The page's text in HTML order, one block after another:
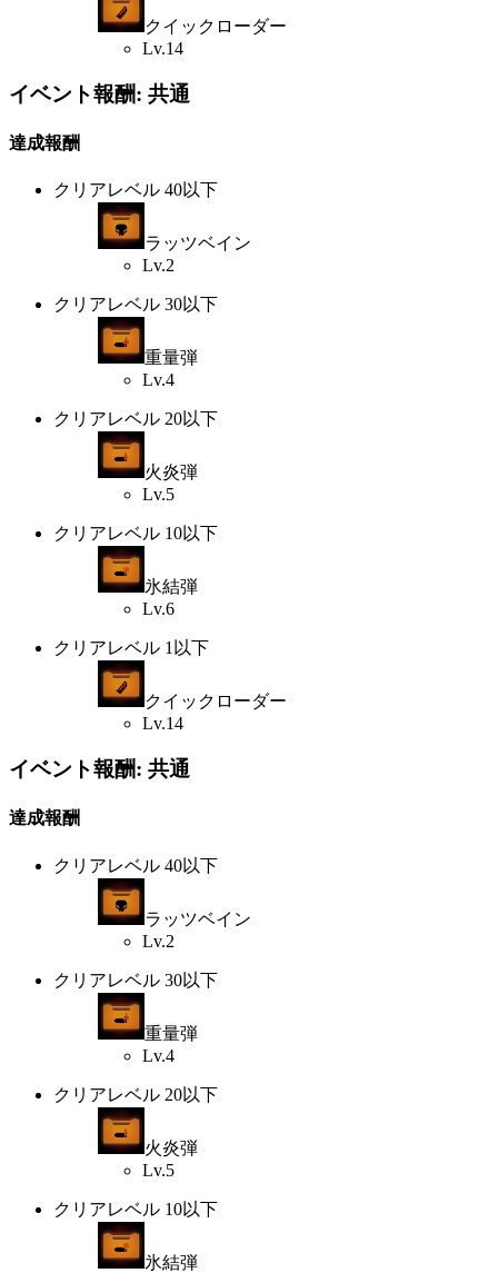
クイックローダー
Lv.14
イベント報酬: 共通
達成報酬
クリアレベル 40以下
ラッツベイン
Lv.2
クリアレベル 30以下
重量弾
Lv.4
クリアレベル 20以下
火炎弾
Lv.5
クリアレベル 10以下
氷結弾
Lv.6
クリアレベル 1以下
クイックローダー
Lv.14
イベント報酬: 共通
達成報酬
クリアレベル 40以下
ラッツベイン
Lv.2
クリアレベル 30以下
重量弾
Lv.4
クリアレベル 20以下
火炎弾
Lv.5
クリアレベル 10以下
氷結弾